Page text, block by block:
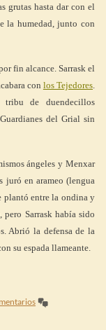
grutas hasta dar con el
la humedad, junto con
fin alcance. Sarrask el
con los Tejedores.
tribu de duendecillos
del Grial sin
ángeles y Menxar
en arameo (lengua
plantó entre la ondina y
Sarrask había sido
Abrió la defensa de la
su espada llameante.